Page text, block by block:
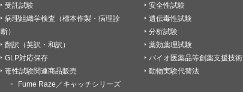
受託試験
病理組織学検査（標本作製・病理診
断）
翻訳（英訳・和訳）
GLP対応保存
毒性試験関連商品販売
Fume Raze／キャッチシリーズ
安全性試験
遺伝毒性試験
分析試験
薬効薬理試験
バイオ医薬品等創薬支援技術
動物実験代替法